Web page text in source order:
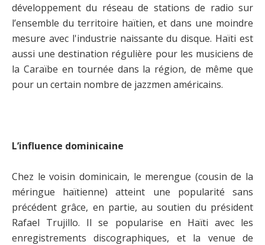
développement du réseau de stations de radio sur
l’ensemble du territoire haïtien, et dans une moindre
mesure avec l'industrie naissante du disque. Haïti est
aussi une destination régulière pour les musiciens de
la Caraïbe en tournée dans la région, de même que
pour un certain nombre de jazzmen américains.
L’influence dominicaine
Chez le voisin dominicain, le merengue (cousin de la
méringue haïtienne) atteint une popularité sans
précédent grâce, en partie, au soutien du président
Rafael Trujillo. Il se popularise en Haïti avec les
enregistrements discographiques, et la venue de